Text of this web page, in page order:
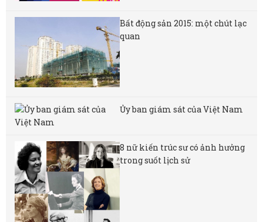
Bất động sản 2015: một chút lạc
quan
Ủy ban giám sát của Việt Nam
8 nữ kiến ​​trúc sư có ảnh hưởng
trong suốt lịch sử